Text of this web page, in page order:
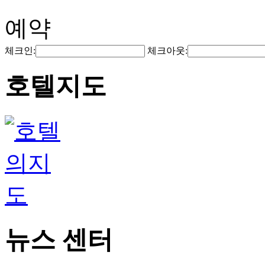
예약
체크인: 체크아웃:
호텔지도
뉴스 센터